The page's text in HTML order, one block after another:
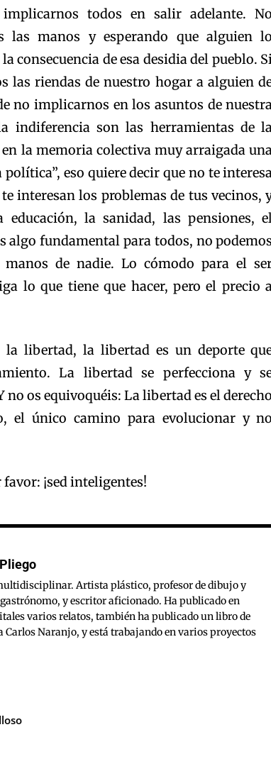
todos en salir adelante. No
las manos y esperando que alguien lo
consecuencia de esa desidia del pueblo.
las riendas de nuestro hogar a alguien
no implicarnos en los asuntos de
indiferencia son las herramientas de
la memoria colectiva muy arraigada
eso quiere decir que no te
interesan los problemas de tus vecinos,
la sanidad, las pensiones,
algo fundamental para todos, no podemos
de nadie. Lo cómodo para el
lo que tiene que hacer, pero el precio
la libertad, la libertad es un deporte
La libertad se perfecciona y
no os equivoquéis: La libertad es el derecho
el único camino para evolucionar y no
¡sed inteligentes!
Artista plástico, profesor de dibujo y
y escritor aficionado. Ha publicado en
varios relatos, también ha publicado un libro de
Naranjo, y está trabajando en varios proyectos